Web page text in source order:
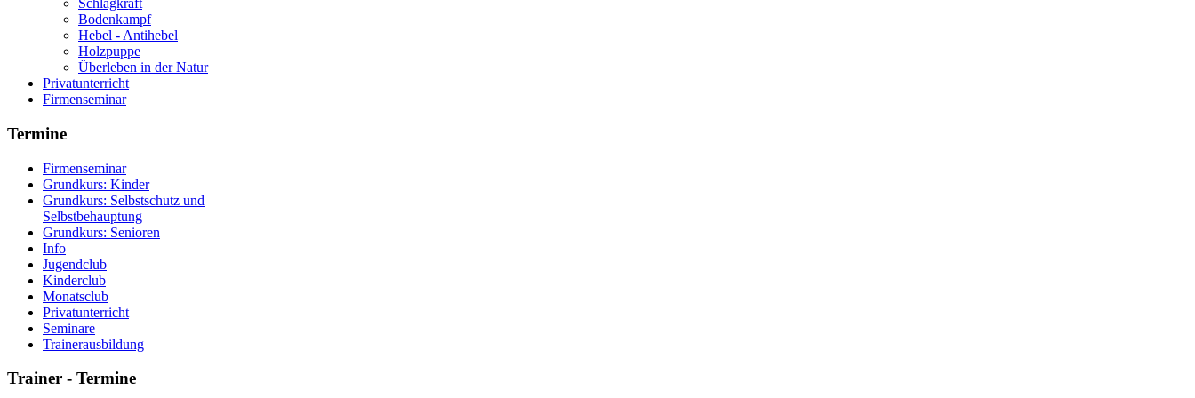
Schlagkraft
Bodenkampf
Hebel - Antihebel
Holzpuppe
Überleben in der Natur
Privatunterricht
Firmenseminar
Termine
Firmenseminar
Grundkurs: Kinder
Grundkurs: Selbstschutz und
Selbstbehauptung
Grundkurs: Senioren
Info
Jugendclub
Kinderclub
Monatsclub
Privatunterricht
Seminare
Trainerausbildung
Trainer - Termine